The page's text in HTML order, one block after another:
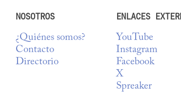
NOSOTROS
¿Quiénes somos?
Contacto
Directorio
ENLACES
YouTube
Instagram
Facebook
X
Spreaker